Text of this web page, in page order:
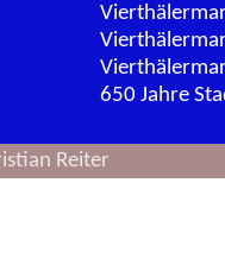
650 Jahre
Reiter